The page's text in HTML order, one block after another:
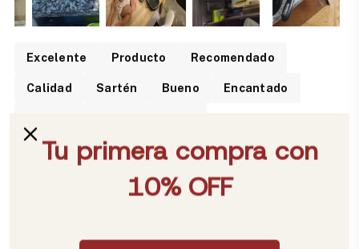
Excelente Producto Recomendado
Calidad Sartén Bueno Encantado
Reviews por Whatsapp by
2026-07-21